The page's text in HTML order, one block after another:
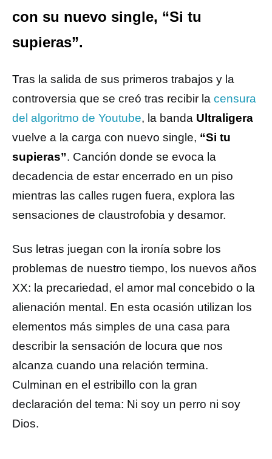
con su nuevo single, “Si tu
supieras”.
Tras la salida de sus primeros trabajos y la
controversia que se creó tras recibir la censura
del algoritmo de Youtube, la banda Ultraligera
vuelve a la carga con nuevo single, “Si tu
supieras”. Canción donde se evoca la
decadencia de estar encerrado en un piso
mientras las calles rugen fuera, explora las
sensaciones de claustrofobia y desamor.
Sus letras juegan con la ironía sobre los
problemas de nuestro tiempo, los nuevos años
XX: la precariedad, el amor mal concebido o la
alienación mental. En esta ocasión utilizan los
elementos más simples de una casa para
describir la sensación de locura que nos
alcanza cuando una relación termina.
Culminan en el estribillo con la gran
declaración del tema: Ni soy un perro ni soy
Dios.